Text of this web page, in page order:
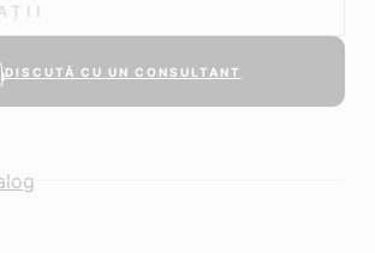
DISCUTĂ CU UN CONSULTANT